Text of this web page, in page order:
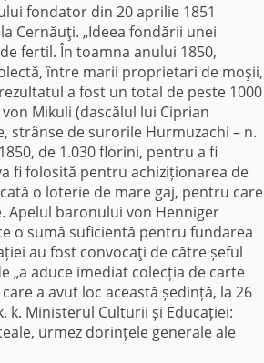
fondator din 20 aprilie 1851
Cernăuţi. „Ideea fondării unei
fertil. În toamna anului 1850,
între marii proprietari de moşii,
a fost un total de peste 1000
Mikuli (dascălul lui Ciprian
strânse de surorile Hurmuzachi – n.
de 1.030 florini, pentru a fi
fi folosită pentru achiziționarea de
o loterie de mare gaj, pentru care
Apelul baronului von Henniger
o sumă suficientă pentru fundarea
au fost convocaţi de către șeful
„a aduce imediat colecția de carte
care a avut loc această ședință, la 26
k. Ministerul Culturii și Educației:
urmez dorințele generale ale